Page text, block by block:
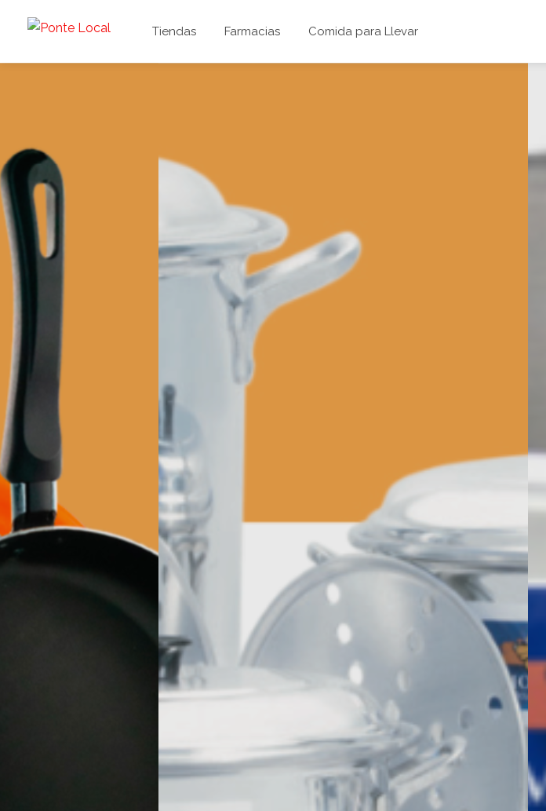
Tiendas Farmacias Comida para Llevar